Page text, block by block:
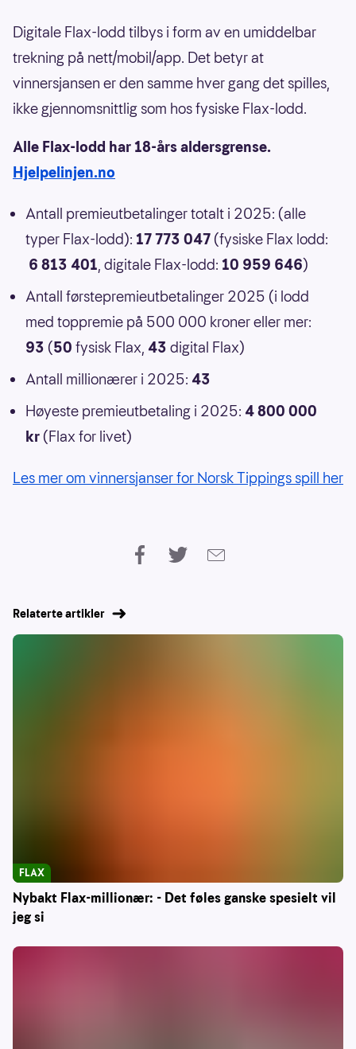
Digitale Flax-lodd tilbys i form av en umiddelbar
trekning på nett/mobil/app. Det betyr at
vinnersjansen er den samme hver gang det spilles,
ikke gjennomsnittlig som hos fysiske Flax-lodd.
Alle Flax-lodd har 18-års aldersgrense.
Hjelpelinjen.no
Antall premieutbetalinger totalt i 2025: (alle
typer Flax-lodd): 17 773 047 (fysiske Flax lodd:
6 813 401, digitale Flax-lodd: 10 959 646)
Antall førstepremieutbetalinger 2025 (i lodd
med toppremie på 500 000 kroner eller mer:
93 (50 fysisk Flax, 43 digital Flax)
Antall millionærer i 2025: 43
Høyeste premieutbetaling i 2025: 4 800 000
kr (Flax for livet)
Les mer om vinnersjanser for Norsk Tippings spill her
Relaterte artikler
Nybakt Flax-millionær: - Det føles ganske spesielt vil
jeg si
FLAX